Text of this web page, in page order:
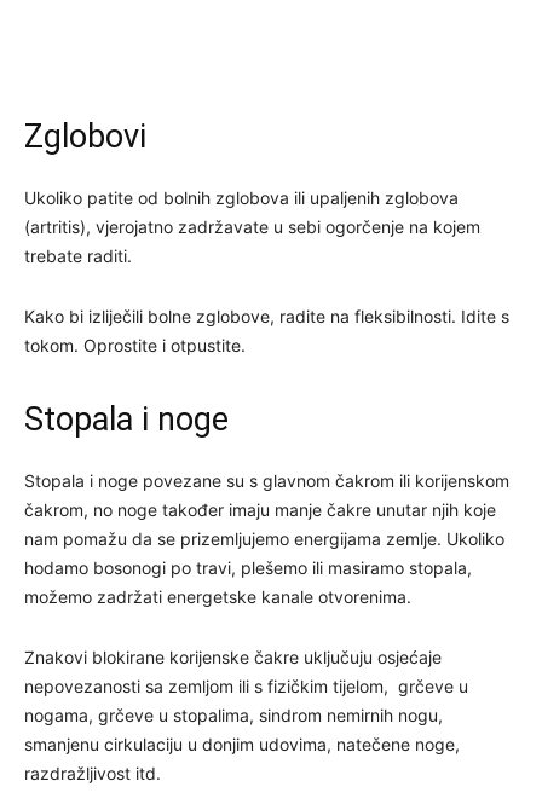
Zglobovi
Ukoliko patite od bolnih zglobova ili upaljenih zglobova
(artritis), vjerojatno zadržavate u sebi ogorčenje na kojem
trebate raditi.
Kako bi izliječili bolne zglobove, radite na fleksibilnosti. Idite s
tokom. Oprostite i otpustite.
Stopala i noge
Stopala i noge povezane su s glavnom čakrom ili korijenskom
čakrom, no noge također imaju manje čakre unutar njih koje
nam pomažu da se prizemljujemo energijama zemlje. Ukoliko
hodamo bosonogi po travi, plešemo ili masiramo stopala,
možemo zadržati energetske kanale otvorenima.
Znakovi blokirane korijenske čakre uključuju osjećaje
nepovezanosti sa zemljom ili s fizičkim tijelom, grčeve u
nogama, grčeve u stopalima, sindrom nemirnih nogu,
smanjenu cirkulaciju u donjim udovima, natečene noge,
razdražljivost itd.